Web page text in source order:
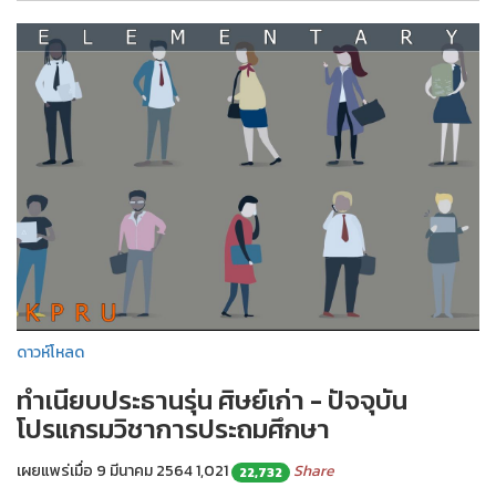
ดาวห์โหลด
ทำเนียบประธานรุ่น ศิษย์เก่า - ปัจจุบัน
โปรแกรมวิชาการประถมศึกษา
เผยแพร่เมื่อ 9 มีนาคม 25641,021 22,732 Share